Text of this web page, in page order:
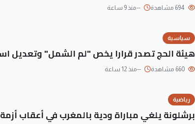
--منذ 9 ساعة
سياسية
هيئة الحج تصدر قرارا يخص "لم الشمل" وتعديل
--منذ 12 ساعة
رياضية
برشلونة يلغي مباراة ودية بالمغرب في أعقاب